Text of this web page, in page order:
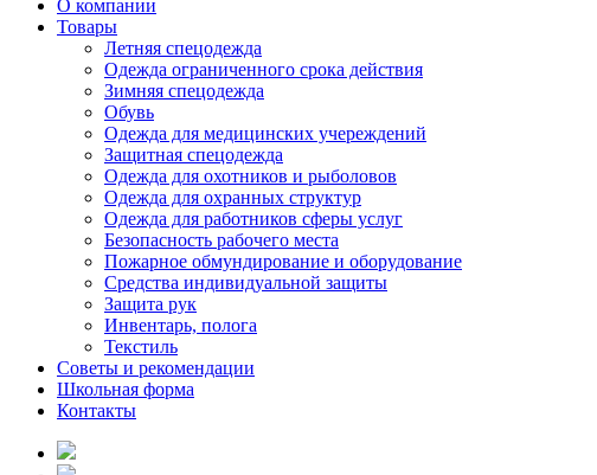
О компании
Товары
Летняя спецодежда
Одежда ограниченного срока действия
Зимняя спецодежда
Обувь
Одежда для медицинских учереждений
Защитная спецодежда
Одежда для охотников и рыболовов
Одежда для охранных структур
Одежда для работников сферы услуг
Безопасность рабочего места
Пожарное обмундирование и оборудование
Средства индивидуальной защиты
Защита рук
Инвентарь, полога
Текстиль
Советы и рекомендации
Школьная форма
Контакты